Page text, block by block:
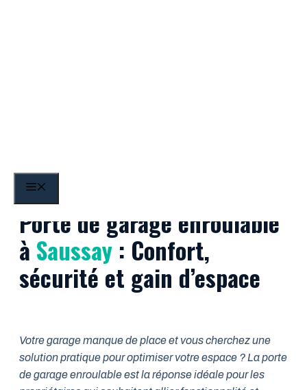
Porte de garage enroulable
à Saussay: Confort,
sécurité et gain d’espace
Votre garage manque de place et vous cherchez une
solution pratique pour optimiser votre espace ? La porte
de garage enroulable est la réponse idéale pour les